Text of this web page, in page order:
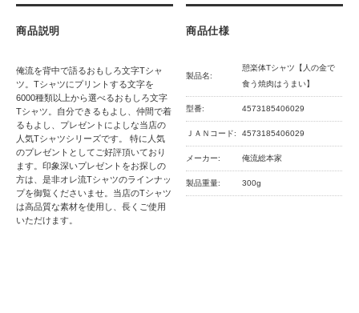
商品説明
俺流を背中で語るおもしろ文字Tシャ
ツ。Tシャツにプリントする文字を
6000種類以上から選べるおもしろ文字
Tシャツ。自分できるもよし、仲間で着
るもよし、プレゼントによしな当店の
人気Tシャツシリーズです。 特に人気
のプレゼントとしてご好評頂いており
ます。印象深いプレゼントをお探しの
方は、是非オレ流Tシャツのラインナッ
プを御覧くださいませ。当店のTシャツ
は高品質な素材を使用し、長くご使用
いただけます。
商品仕様
製品名:
憩楽体Tシャツ【人の金で
食う焼肉はうまい】
型番: 4573185406029
ＪＡＮコード: 4573185406029
メーカー: 俺流総本家
製品重量: 300g